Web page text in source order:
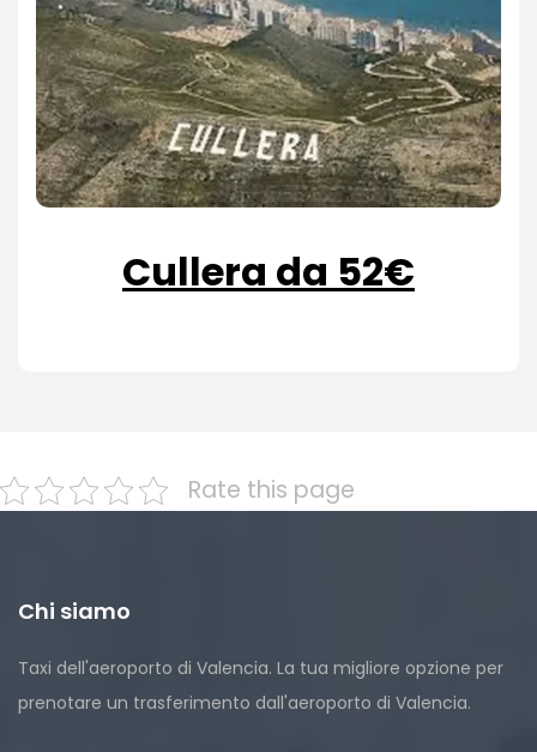
Cullera da 52€
Rate this page
Chi siamo
Taxi dell'aeroporto di Valencia. La tua migliore opzione per
prenotare un trasferimento dall'aeroporto di Valencia.